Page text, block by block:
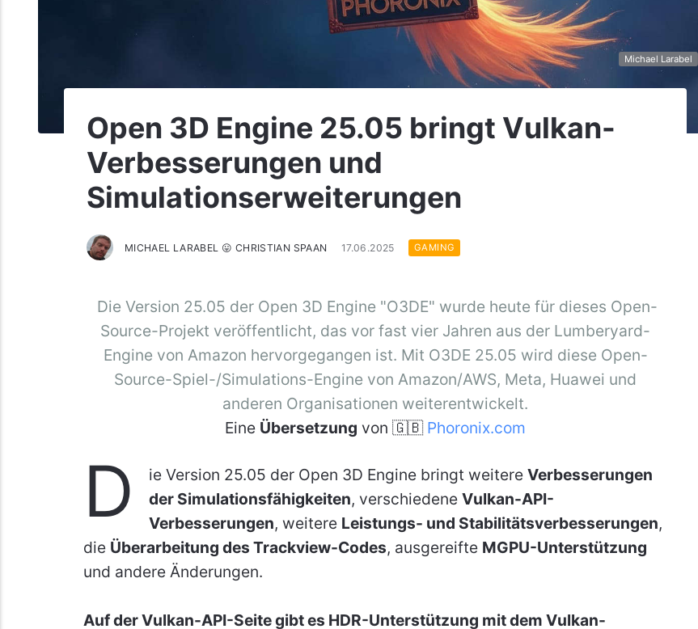
Michael Larabel
Open 3D Engine 25.05 bringt Vulkan-
Verbesserungen und
Simulationserweiterungen
MICHAEL LARABEL 😛 CHRISTIAN SPAAN 17.06.2025 GAMING
Die Version 25.05 der Open 3D Engine "O3DE" wurde heute für dieses Open-
Source-Projekt veröffentlicht, das vor fast vier Jahren aus der Lumberyard-
Engine von Amazon hervorgegangen ist. Mit O3DE 25.05 wird diese Open-
Source-Spiel-/Simulations-Engine von Amazon/AWS, Meta, Huawei und
anderen Organisationen weiterentwickelt.
Eine Übersetzung von 🇬🇧 Phoronix.com
D ie Version 25.05 der Open 3D Engine bringt weitereVerbesserungen
der Simulationsfähigkeiten, verschiedeneVulkan-API-
Verbesserungen, weitere Leistungs- und Stabilitätsverbesserungen,
die Überarbeitung des Trackview-Codes, ausgereifte MGPU-Unterstützung
und andere Änderungen.
Auf der Vulkan-API-Seite gibt es HDR-Unterstützung mit dem Vulkan-